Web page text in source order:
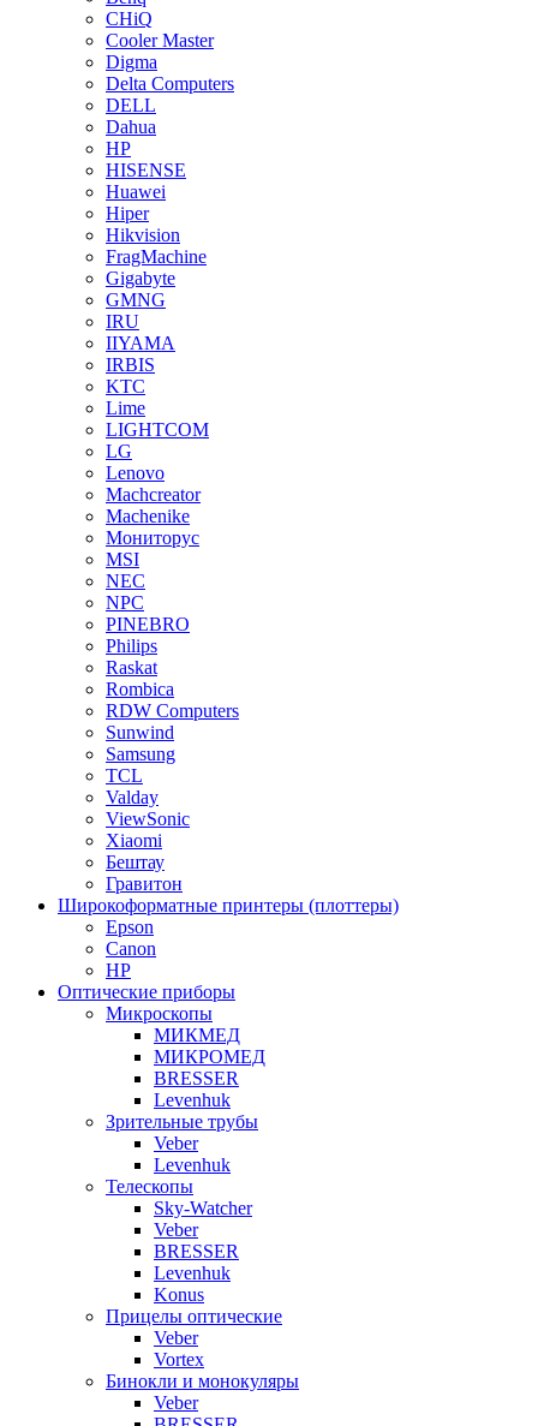
CHiQ
Cooler Master
Digma
Delta Computers
DELL
Dahua
HP
HISENSE
Huawei
Hiper
Hikvision
FragMachine
Gigabyte
GMNG
IRU
IIYAMA
IRBIS
KTC
Lime
LIGHTCOM
LG
Lenovo
Machcreator
Machenike
Мониторус
MSI
NEC
NPC
PINEBRO
Philips
Raskat
Rombica
RDW Computers
Sunwind
Samsung
TCL
Valday
ViewSonic
Xiaomi
Бештау
Гравитон
Широкоформатные принтеры (плоттеры)
Epson
Canon
HP
Оптические приборы
Микроскопы
МИКМЕД
МИКРОМЕД
BRESSER
Levenhuk
Зрительные трубы
Veber
Levenhuk
Телескопы
Sky-Watcher
Veber
BRESSER
Levenhuk
Konus
Прицелы оптические
Veber
Vortex
Бинокли и монокуляры
Veber